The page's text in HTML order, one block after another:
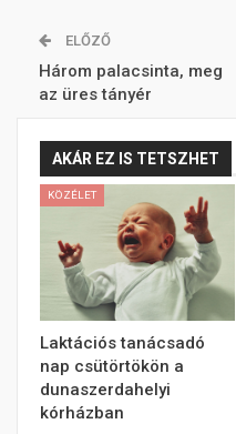
ELŐZŐ
Három palacsinta, meg
az üres tányér
AKÁR EZ IS TETSZHET
KÖZÉLET
Laktációs tanácsadó
nap csütörtökön a
dunaszerdahelyi
kórházban